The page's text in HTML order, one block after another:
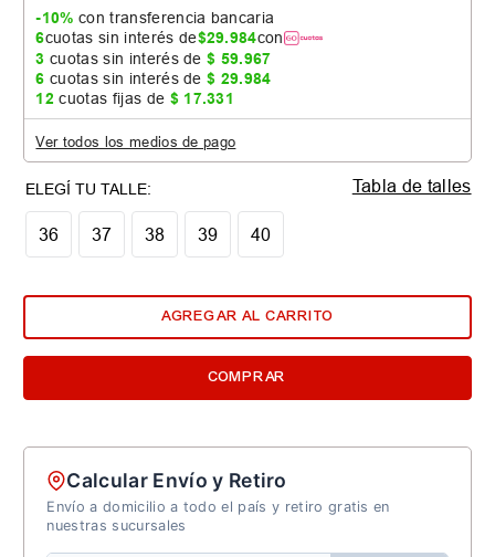
-10% con transferencia bancaria
6cuotas sin interés de$29.984con
3 cuotas sin interés de$ 59.967
6 cuotas sin interés de$ 29.984
12 cuotas fijas de $ 17.331
Ver todos los medios de pago
36 37 38 39 40
Tabla de talles
AGREGAR AL CARRITO
COMPRAR
Calcular Envío y Retiro
Envío a domicilio a todo el país y retiro gratis en
nuestras sucursales